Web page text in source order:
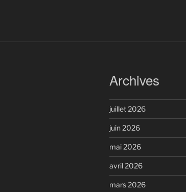
Archives
juillet 2026
juin 2026
mai 2026
avril 2026
mars 2026